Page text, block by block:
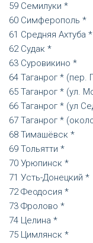
Семилуки *
Симферополь *
Средняя Ахтуба *
Судак *
Суровикино *
Таганрог * (пер.
Таганрог * (ул.
Таганрог * (ул
Таганрог *
Тимашёвск *
Тольятти *
Урюпинск *
Усть-Донецкий *
Феодосия *
Фролово *
Целина *
Цимлянск *